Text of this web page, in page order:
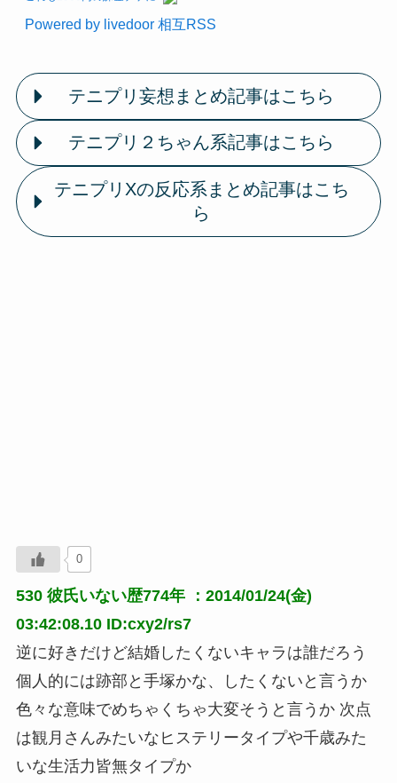
Powered by livedoor 相互RSS
テニプリ妄想まとめ記事はこちら
テニプリ２ちゃん系記事はこちら
テニプリXの反応系まとめ記事はこち
ら
0
530 彼氏いない歴774年
：2014/01/24(金)
03:42:08.10 ID:cxy2/rs7
逆に好きだけど結婚したくないキャラは誰だろう
個人的には跡部と手塚かな、したくないと言うか
色々な意味でめちゃくちゃ大変そうと言うか 次点
は観月さんみたいなヒステリータイプや千歳みた
いな生活力皆無タイプか